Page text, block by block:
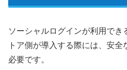
ソーシャルログインが利用でき
トア側が導入する際には、安
必要です。